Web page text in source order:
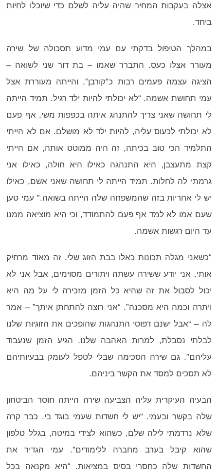
אצלה בעקבות המחיר שהיה עליה לשלם כדי שיוכלו לחיות
ביחד.
במהלך הטיפול בדקתי עם עמי מדוע תסכולה של שירה
מעורר אצלו כעס. התברר שאמו – בת דור שני לשואה –
הציגה עצמה פעמים רבות כ”קורבן”, והייתה מעוררת אצל
עמי תחושת אשמה. “לא יכולתי להיות ילד רגיל. תמיד הייתה
לי תחושה שאני צריך להתנהג איתה בכפפות משי, אף פעם
לא יכולתי לכעוס עליה, להיות ילד לא מושלם. אם לא הייתי
התלמיד הכי טוב בכיתה, זה היה ממוטט אותה, אם הייתי
קצת מתעצבן, היא התנהגה כאילו היא חולה, כאילו אני
גרמתי לה לחלות. תמיד הייתה לי תחושה שאני אשם, כאילו
יש לי אחריות בזה שהמשפחה שלה הייתה בשואה.” עמי טען
שעם אמו לא למד אף פעם להתמודד, וכי היא מוציאה ממנו
עד היום רגשות אשמה.
“כשאני מגלה תכונות כאלו בבת הזוג שלי, זה מאוד מרחיק
אותי. אני יודע ששירה עשתה ויתורים מסוימים, אבל אני לא
יכול לסבול את זה שהיא כל הזמן מזכירה לי על מה היא
ויתרה וכמה היא מסכנה”. “אני רוצה להתחתן איתך” – אמר
לה – “אבל ישנם דפוסי התנהגות שהופכים את הזוגיות שלנו
לבלתי נסבלת, למרות האהבה שלנו. הגיע הזמן שנעבוד
עליהם”. גם שירה הסכימה שבלי לטפל לעומק בבעיותיהם
לא תסכים למסד את הקשר ביניהם.
הבעיה העיקרית עליה הצביעה שירה הייתה חוסר הביטחון
שלה בקשר ובעמי. “יש לי חשדות שעמי בוגד בי. כבר קרה
שלא נרדמתי לילה שלם, כשהוא לצידי במיטה, בגלל טלפון
שהוא קיבל בערב מחברה ללימודים”. עמי הגדיר את
החשדות שלה כחסרי בסיס במציאות. “היא מקנאה בכל